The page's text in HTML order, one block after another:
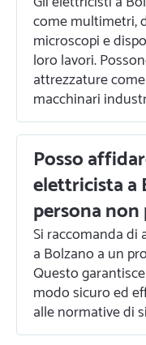
come multimetri,
microscopi e
loro lavori.
attrezzature
macchinari
Posso
elettricista a
persona
Si raccomanda di
a Bolzano a un
Questo
modo sicuro ed
alle normative di